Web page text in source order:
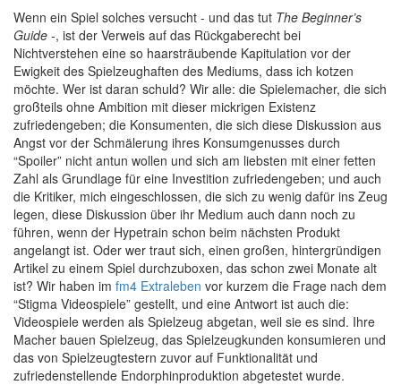
Wenn ein Spiel solches versucht - und das tut The Beginner’s
Guide -, ist der Verweis auf das Rückgaberecht bei
Nichtverstehen eine so haarsträubende Kapitulation vor der
Ewigkeit des Spielzeughaften des Mediums, dass ich kotzen
möchte. Wer ist daran schuld? Wir alle: die Spielemacher, die sich
großteils ohne Ambition mit dieser mickrigen Existenz
zufriedengeben; die Konsumenten, die sich diese Diskussion aus
Angst vor der Schmälerung ihres Konsumgenusses durch
“Spoiler” nicht antun wollen und sich am liebsten mit einer fetten
Zahl als Grundlage für eine Investition zufriedengeben; und auch
die Kritiker, mich eingeschlossen, die sich zu wenig dafür ins Zeug
legen, diese Diskussion über ihr Medium auch dann noch zu
führen, wenn der Hypetrain schon beim nächsten Produkt
angelangt ist. Oder wer traut sich, einen großen, hintergründigen
Artikel zu einem Spiel durchzuboxen, das schon zwei Monate alt
ist? Wir haben im fm4 Extraleben vor kurzem die Frage nach dem
“Stigma Videospiele” gestellt, und eine Antwort ist auch die:
Videospiele werden als Spielzeug abgetan, weil sie es sind. Ihre
Macher bauen Spielzeug, das Spielzeugkunden konsumieren und
das von Spielzeugtestern zuvor auf Funktionalität und
zufriedenstellende Endorphinproduktion abgetestet wurde.